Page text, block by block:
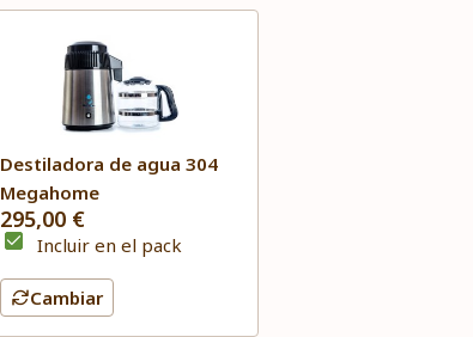
Destiladora de agua 304
Megahome
295,00 €
Incluir en el pack
Cambiar